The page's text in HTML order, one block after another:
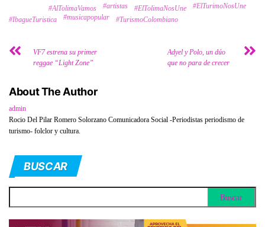
#AlTolimaVamos #artistas #ElTolimaNosUne
#ElTurimoNosUne
#IbagueTuristica
#musicapopular #TurismoColombiano
VF7 estrena su primer
reggae “Light Zone”
Adyel y Polo, un dúo
que no para de crecer
About The Author
admin
Rocio Del Pilar Romero Solorzano Comunicadora Social -Periodistas periodismo de
turismo- folclor y cultura.
BUSCAR